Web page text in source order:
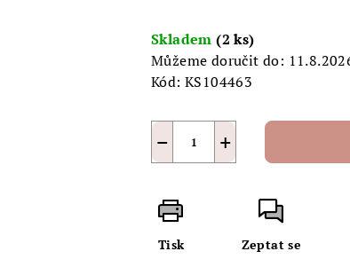
cena:
Skladem(2 ks)
Můžeme doručit do:
Kód: KS104463
+
−
Tisk Zeptat se